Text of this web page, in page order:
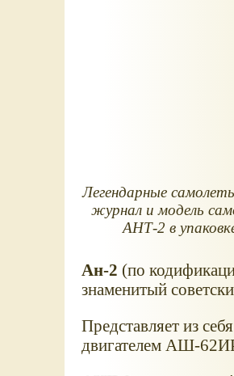
Легендарные
журнал и модель
АНТ-2 в
Ан-2 (по
знаменитый
Представляет из
двигателем АШ-